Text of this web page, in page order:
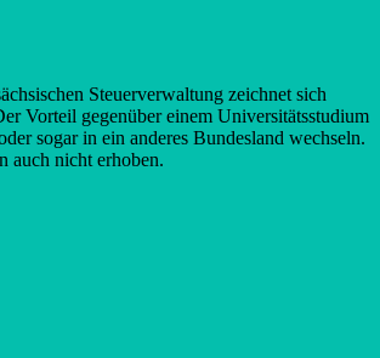
Steuerverwaltung zeichnet sich
Vorteil gegenüber einem Universitätsstudium
sogar in ein anderes Bundesland wechseln.
auch nicht erhoben.